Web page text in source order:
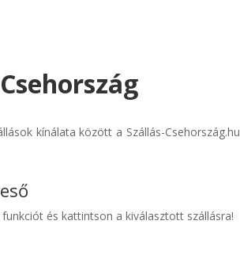
kínálata között a Szállás-Csehország.hu
és kattintson a kiválasztott szállásra!